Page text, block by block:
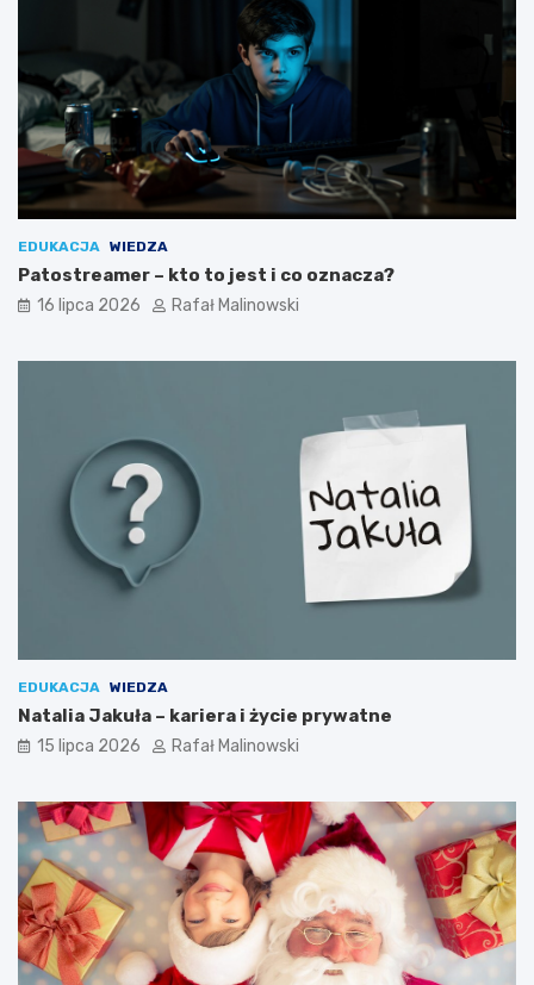
EDUKACJA WIEDZA
Patostreamer – kto to jest i co oznacza?
16 lipca 2026 Rafał Malinowski
EDUKACJA WIEDZA
Natalia Jakuła – kariera i życie prywatne
15 lipca 2026 Rafał Malinowski